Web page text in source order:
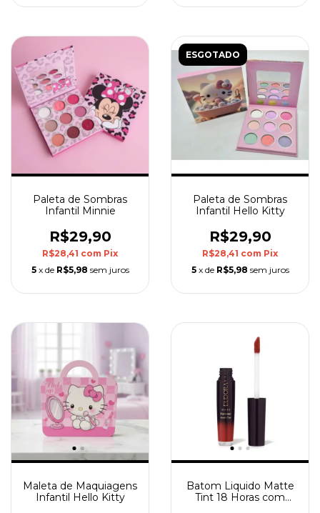
Paleta de Sombras
Infantil Minnie
R$29,90
R$28,41 com Pix
5 x de R$5,98 sem juros
ESGOTADO
Paleta de Sombras
Infantil Hello Kitty
R$29,90
R$28,41 com Pix
5 x de R$5,98 sem juros
Maleta de Maquiagens
Infantil Hello Kitty
Batom Liquido Matte
Tint 18 Horas com